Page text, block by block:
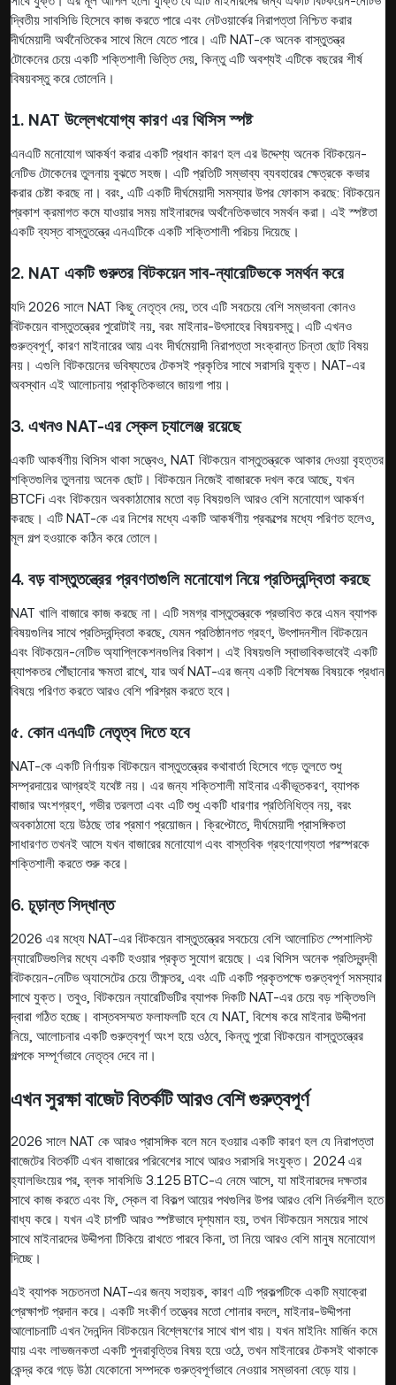
দ্বিতীয় সাবসিডি হিসেবে কাজ করতে পারে এবং নেটওয়ার্কের নিরাপত্তা নিশ্চিত করার
দীর্ঘমেয়াদী অর্থনৈতিকের সাথে মিলে যেতে পারে। এটি NAT-কে অনেক বাস্তুতন্ত্র
টোকেনের চেয়ে একটি শক্তিশালী ভিত্তি দেয়, কিন্তু এটি অবশ্যই এটিকে বছরের শীর্ষ
বিষয়বস্তু করে তোলেনি।
1. NAT উল্লেখযোগ্য কারণ এর থিসিস স্পষ্ট
এনএটি মনোযোগ আকর্ষণ করার একটি প্রধান কারণ হল এর উদ্দেশ্য অনেক বিটকয়েন-
নেটিভ টোকেনের তুলনায় বুঝতে সহজ। এটি প্রতিটি সম্ভাব্য ব্যবহারের ক্ষেত্রকে কভার
করার চেষ্টা করছে না। বরং, এটি একটি দীর্ঘমেয়াদী সমস্যার উপর ফোকাস করছে: বিটকয়েন
প্রকাশ ক্রমাগত কমে যাওয়ার সময় মাইনারদের অর্থনৈতিকভাবে সমর্থন করা। এই স্পষ্টতা
একটি ব্যস্ত বাস্তুতন্ত্রে এনএটিকে একটি শক্তিশালী পরিচয় দিয়েছে।
2. NAT একটি গুরুতর বিটকয়েন সাব-ন্যারেটিভকে সমর্থন করে
যদি 2026 সালে NAT কিছু নেতৃত্ব দেয়, তবে এটি সবচেয়ে বেশি সম্ভাবনা কোনও
বিটকয়েন বাস্তুতন্ত্রের পুরোটাই নয়, বরং মাইনার-উৎসাহের বিষয়বস্তু। এটি এখনও
গুরুত্বপূর্ণ, কারণ মাইনারের আয় এবং দীর্ঘমেয়াদী নিরাপত্তা সংক্রান্ত চিন্তা ছোট বিষয়
নয়। এগুলি বিটকয়েনের ভবিষ্যতের টেকসই প্রকৃতির সাথে সরাসরি যুক্ত। NAT-এর
অবস্থান এই আলোচনায় প্রাকৃতিকভাবে জায়গা পায়।
3. এখনও NAT-এর স্কেল চ্যালেঞ্জ রয়েছে
একটি আকর্ষণীয় থিসিস থাকা সত্ত্বেও, NAT বিটকয়েন বাস্তুতন্ত্রকে আকার দেওয়া বৃহত্তর
শক্তিগুলির তুলনায় অনেক ছোট। বিটকয়েন নিজেই বাজারকে দখল করে আছে, যখন
BTCFi এবং বিটকয়েন অবকাঠামোর মতো বড় বিষয়গুলি আরও বেশি মনোযোগ আকর্ষণ
করছে। এটি NAT-কে এর নিশের মধ্যে একটি আকর্ষণীয় প্রকল্পের মধ্যে পরিণত হলেও,
মূল গল্প হওয়াকে কঠিন করে তোলে।
4. বড় বাস্তুতন্ত্রের প্রবণতাগুলি মনোযোগ নিয়ে প্রতিদ্বন্দ্বিতা করছে
NAT খালি বাজারে কাজ করছে না। এটি সমগ্র বাস্তুতন্ত্রকে প্রভাবিত করে এমন ব্যাপক
বিষয়গুলির সাথে প্রতিদ্বন্দ্বিতা করছে, যেমন প্রতিষ্ঠানগত গ্রহণ, উৎপাদনশীল বিটকয়েন
এবং বিটকয়েন-নেটিভ অ্যাপ্লিকেশনগুলির বিকাশ। এই বিষয়গুলি স্বাভাবিকভাবেই একটি
ব্যাপকতর পৌঁছানোর ক্ষমতা রাখে, যার অর্থ NAT-এর জন্য একটি বিশেষজ্ঞ বিষয়কে প্রধান
বিষয়ে পরিণত করতে আরও বেশি পরিশ্রম করতে হবে।
৫. কোন এনএটি নেতৃত্ব দিতে হবে
NAT-কে একটি নির্ণায়ক বিটকয়েন বাস্তুতন্ত্রের কথাবার্তা হিসেবে গড়ে তুলতে শুধু
সম্প্রদায়ের আগ্রহই যথেষ্ট নয়। এর জন্য শক্তিশালী মাইনার একীভূতকরণ, ব্যাপক
বাজার অংশগ্রহণ, গভীর তরলতা এবং এটি শুধু একটি ধারণার প্রতিনিধিত্ব নয়, বরং
অবকাঠামো হয়ে উঠছে তার প্রমাণ প্রয়োজন। ক্রিপ্টোতে, দীর্ঘমেয়াদী প্রাসঙ্গিকতা
সাধারণত তখনই আসে যখন বাজারের মনোযোগ এবং বাস্তবিক গ্রহণযোগ্যতা পরস্পরকে
শক্তিশালী করতে শুরু করে।
6. চূড়ান্ত সিদ্ধান্ত
2026 এর মধ্যে NAT-এর বিটকয়েন বাস্তুতন্ত্রের সবচেয়ে বেশি আলোচিত স্পেশালিস্ট
ন্যারেটিভগুলির মধ্যে একটি হওয়ার প্রকৃত সুযোগ রয়েছে। এর থিসিস অনেক প্রতিদ্বন্দ্বী
বিটকয়েন-নেটিভ অ্যাসেটের চেয়ে তীক্ষ্ণতর, এবং এটি একটি প্রকৃতপক্ষে গুরুত্বপূর্ণ সমস্যার
সাথে যুক্ত। তবুও, বিটকয়েন ন্যারেটিভটির ব্যাপক দিকটি NAT-এর চেয়ে বড় শক্তিগুলি
দ্বারা গঠিত হচ্ছে। বাস্তবসম্মত ফলাফলটি হবে যে NAT, বিশেষ করে মাইনার উদ্দীপনা
নিয়ে, আলোচনার একটি গুরুত্বপূর্ণ অংশ হয়ে ওঠবে, কিন্তু পুরো বিটকয়েন বাস্তুতন্ত্রের
গল্পকে সম্পূর্ণভাবে নেতৃত্ব দেবে না।
এখন সুরক্ষা বাজেট বিতর্কটি আরও বেশি গুরুত্বপূর্ণ
2026 সালে NAT কে আরও প্রাসঙ্গিক বলে মনে হওয়ার একটি কারণ হল যে নিরাপত্তা
বাজেটের বিতর্কটি এখন বাজারের পরিবেশের সাথে আরও সরাসরি সংযুক্ত। 2024 এর
হ্যালভিংয়ের পর, ব্লক সাবসিডি 3.125 BTC-এ নেমে আসে, যা মাইনারদের দক্ষতার
সাথে কাজ করতে এবং ফি, স্কেল বা বিকল্প আয়ের পথগুলির উপর আরও বেশি নির্ভরশীল হতে
বাধ্য করে। যখন এই চাপটি আরও স্পষ্টভাবে দৃশ্যমান হয়, তখন বিটকয়েন সময়ের সাথে
সাথে মাইনারদের উদ্দীপনা টিকিয়ে রাখতে পারবে কিনা, তা নিয়ে আরও বেশি মানুষ মনোযোগ
দিচ্ছে।
এই ব্যাপক সচেতনতা NAT-এর জন্য সহায়ক, কারণ এটি প্রকল্পটিকে একটি ম্যাক্রো
প্রেক্ষাপট প্রদান করে। একটি সংকীর্ণ তত্ত্বের মতো শোনার বদলে, মাইনার-উদ্দীপনা
আলোচনাটি এখন দৈনন্দিন বিটকয়েন বিশ্লেষণের সাথে খাপ খায়। যখন মাইনিং মার্জিন কমে
যায় এবং লাভজনকতা একটি পুনরাবৃত্তির বিষয় হয়ে ওঠে, তখন মাইনারের টেকসই থাকাকে
কেন্দ্র করে গড়ে উঠা যেকোনো সম্পদকে গুরুত্বপূর্ণভাবে নেওয়ার সম্ভাবনা বেড়ে যায়।